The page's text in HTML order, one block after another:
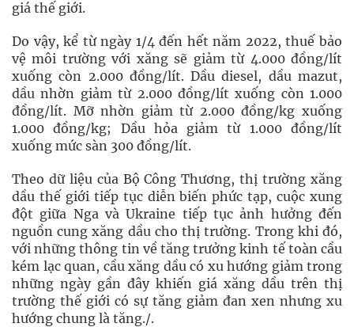
giá thế giới.
Do vậy, kể từ ngày 1/4 đến hết năm 2022, thuế bảo
vệ môi trường với xăng sẽ giảm từ 4.000 đồng/lít
xuống còn 2.000 đồng/lít. Dầu diesel, dầu mazut,
dầu nhờn giảm từ 2.000 đồng/lít xuống còn 1.000
đồng/lít. Mỡ nhờn giảm từ 2.000 đồng/kg xuống
1.000 đồng/kg; Dầu hỏa giảm từ 1.000 đồng/lít
xuống mức sàn 300 đồng/lít.
Theo dữ liệu của Bộ Công Thương, thị trường xăng
dầu thế giới tiếp tục diễn biến phức tạp, cuộc xung
đột giữa Nga và Ukraine tiếp tục ảnh hưởng đến
nguồn cung xăng dầu cho thị trường. Trong khi đó,
với những thông tin về tăng trưởng kinh tế toàn cầu
kém lạc quan, cầu xăng dầu có xu hướng giảm trong
những ngày gần đây khiến giá xăng dầu trên thị
trường thế giới có sự tăng giảm đan xen nhưng xu
hướng chung là tăng./.